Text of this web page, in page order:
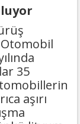
35
aşırı